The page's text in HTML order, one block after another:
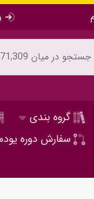
گروه بندی
سفارش دوره